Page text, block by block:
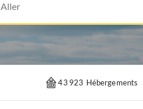
43 923 Hébergements